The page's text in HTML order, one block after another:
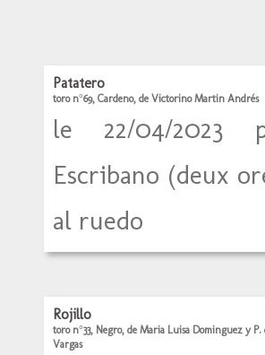
Patatero
toro n°69, Cardeno, de Victorino Martin Andrés
le 22/04/2023
Escribano (deux
al ruedo
Rojillo
toro n°33, Negro, de Maria Luisa Dominguez y P.
Vargas